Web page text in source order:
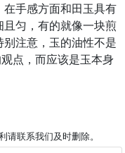
手感方面和田玉具有
匀，有的就像一块煎
注意，玉的油性不是
点，而应该是玉本身
请联系我们及时删除。